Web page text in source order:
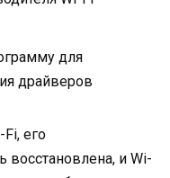
для
драйверов
его
и Wi-